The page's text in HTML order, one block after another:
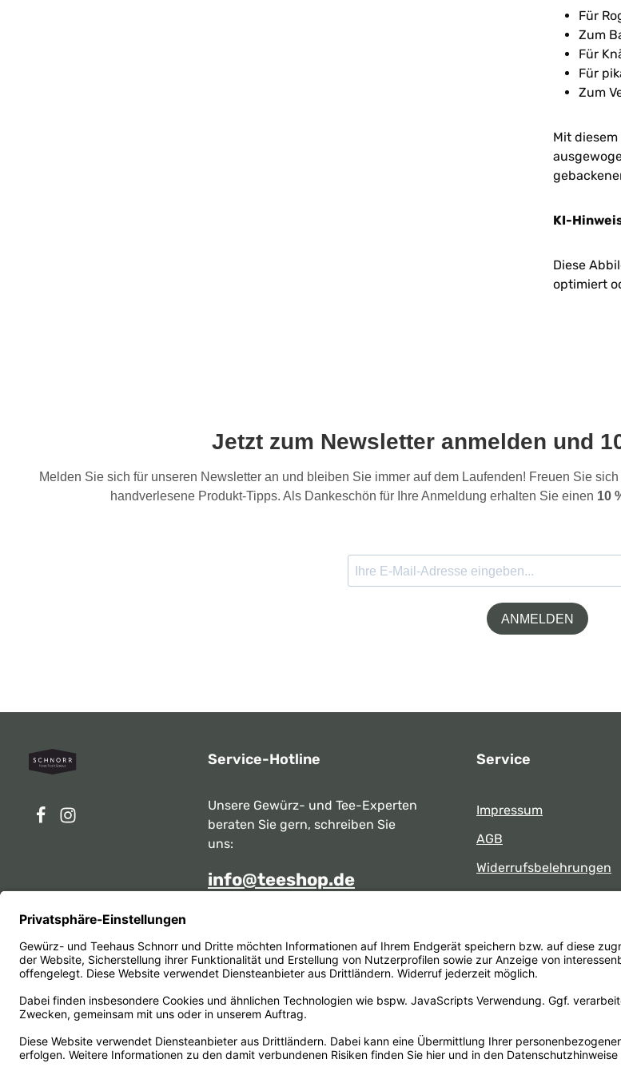
Für
Zum
Für
Für
Zum
Mit
KI-
Diese
optimiert
Jetzt zum Newsletter anmelden und
Melden Sie sich für unseren Newsletter an und bleiben Sie immer auf dem Laufenden! Freuen Sie
handverlesene Produkt-Tipps. Als Dankeschön für Ihre Anmeldung erhalten Sie einen 10
ANMELDEN
Service-Hotline
Unsere Gewürz- und Tee-Experten
beraten Sie gern, schreiben Sie
uns:
info@teeshop.de
Mo - Sa zwischen 10:00 - 17:00 Uhr
unter:
Service
Impressum
AGB
Widerrufsbelehrungen
Datenschutz